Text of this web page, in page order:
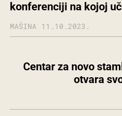
konferenciji na kojoj
MAŠINA 11.10.2023.
Centar za novo
otvara